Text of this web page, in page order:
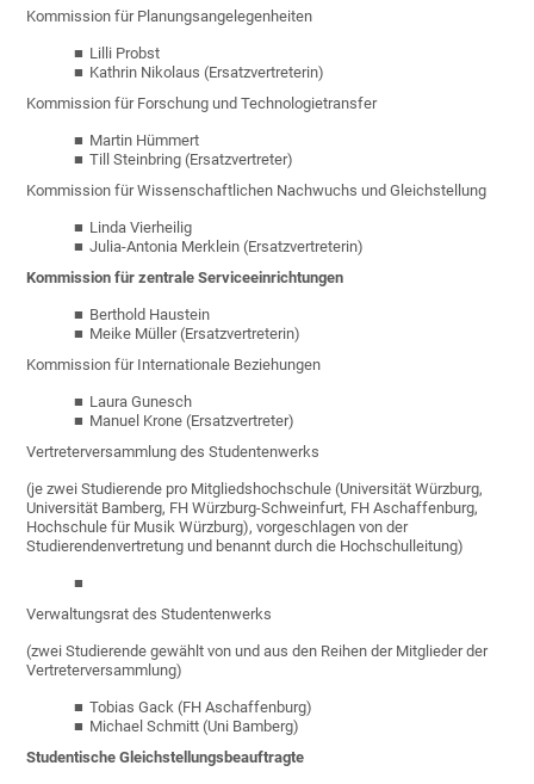
Kommission für Planungsangelegenheiten
Lilli Probst
Kathrin Nikolaus (Ersatzvertreterin)
Kommission für Forschung und Technologietransfer
Martin Hümmert
Till Steinbring (Ersatzvertreter)
Kommission für Wissenschaftlichen Nachwuchs und Gleichstellung
Linda Vierheilig
Julia-Antonia Merklein (Ersatzvertreterin)
Kommission für zentrale Serviceeinrichtungen
Berthold Haustein
Meike Müller (Ersatzvertreterin)
Kommission für Internationale Beziehungen
Laura Gunesch
Manuel Krone (Ersatzvertreter)
Vertreterversammlung des Studentenwerks
(je zwei Studierende pro Mitgliedshochschule (Universität Würzburg,
Universität Bamberg, FH Würzburg-Schweinfurt, FH Aschaffenburg,
Hochschule für Musik Würzburg), vorgeschlagen von der
Studierendenvertretung und benannt durch die Hochschulleitung)
Verwaltungsrat des Studentenwerks
(zwei Studierende gewählt von und aus den Reihen der Mitglieder der
Vertreterversammlung)
Tobias Gack (FH Aschaffenburg)
Michael Schmitt (Uni Bamberg)
Studentische Gleichstellungsbeauftragte